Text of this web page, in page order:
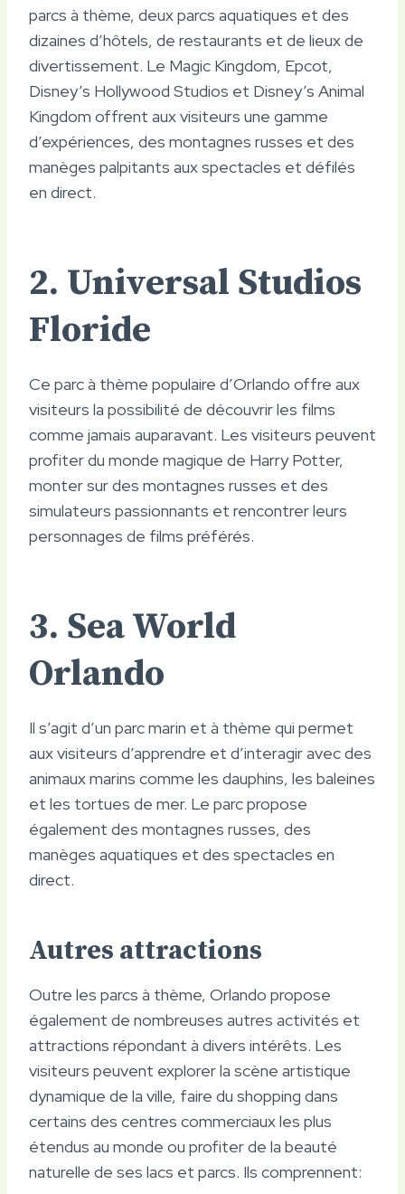
parcs à thème, deux parcs aquatiques et des
dizaines d’hôtels, de restaurants et de lieux de
divertissement. Le Magic Kingdom, Epcot,
Disney’s Hollywood Studios et Disney’s Animal
Kingdom offrent aux visiteurs une gamme
d’expériences, des montagnes russes et des
manèges palpitants aux spectacles et défilés
en direct.
2. Universal Studios
Floride
Ce parc à thème populaire d’Orlando offre aux
visiteurs la possibilité de découvrir les films
comme jamais auparavant. Les visiteurs peuvent
profiter du monde magique de Harry Potter,
monter sur des montagnes russes et des
simulateurs passionnants et rencontrer leurs
personnages de films préférés.
3. Sea World
Orlando
Il s’agit d’un parc marin et à thème qui permet
aux visiteurs d’apprendre et d’interagir avec des
animaux marins comme les dauphins, les baleines
et les tortues de mer. Le parc propose
également des montagnes russes, des
manèges aquatiques et des spectacles en
direct.
Autres attractions
Outre les parcs à thème, Orlando propose
également de nombreuses autres activités et
attractions répondant à divers intérêts. Les
visiteurs peuvent explorer la scène artistique
dynamique de la ville, faire du shopping dans
certains des centres commerciaux les plus
étendus au monde ou profiter de la beauté
naturelle de ses lacs et parcs. Ils comprennent: